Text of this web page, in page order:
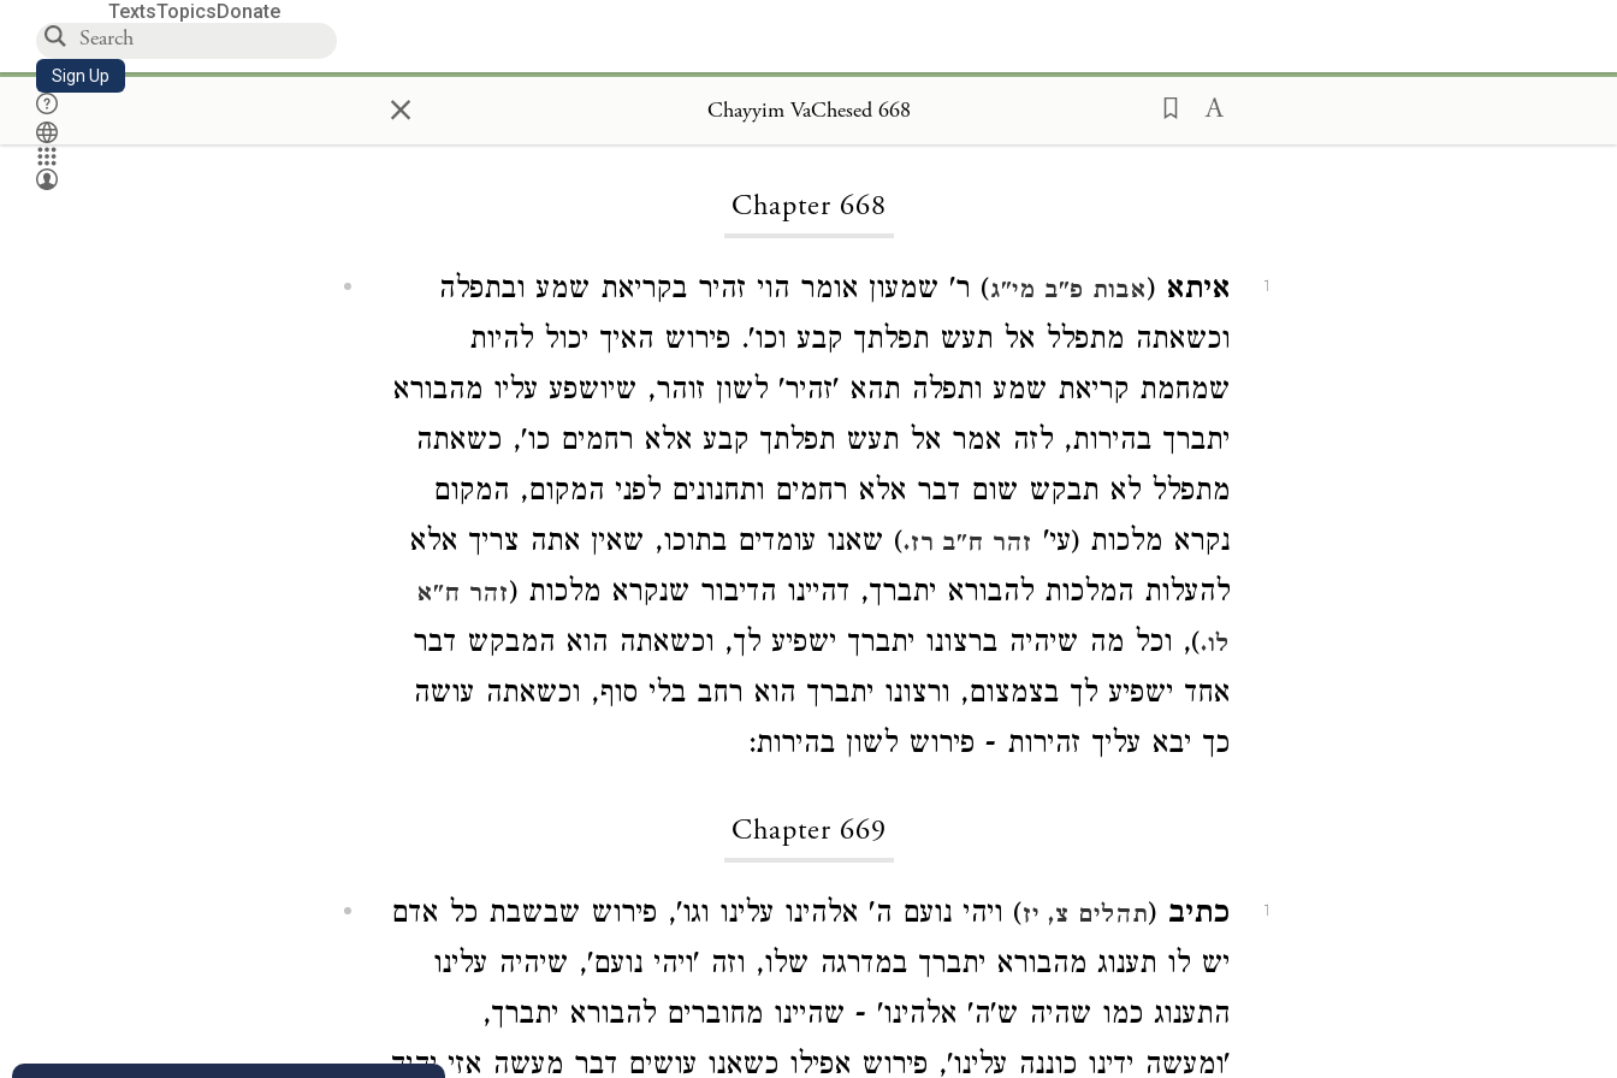
TextsTopicsDonate
Sign Up × Chayyim VaChesed 668
Chapter 668
1 איתא (אבות פ"ב מי"ג) ר' שמעון אומר הוי זהיר בקריאת שמע ובתפלה
וכשאתה מתפלל אל תעש תפלתך קבע וכו'. פירוש האיך יכול להיות
שמחמת קריאת שמע ותפלה תהא 'זהיר' לשון זוהר, שיושפע עליו מהבורא
יתברך בהירות, לזה אמר אל תעש תפלתך קבע אלא רחמים כו', כשאתה
מתפלל לא תבקש שום דבר אלא רחמים ותחנונים לפני המקום, המקום
נקרא מלכות (עי' זהר ח"ב רז.) שאנו עומדים בתוכו, שאין אתה צריך אלא
להעלות המלכות להבורא יתברך, דהיינו הדיבור שנקרא מלכות (זהר ח"א
לו.), וכל מה שיהיה ברצונו יתברך ישפיע לך, וכשאתה הוא המבקש דבר
אחד ישפיע לך בצמצום, ורצונו יתברך הוא רחב בלי סוף, וכשאתה עושה
כך יבא עליך זהירות - פירוש לשון בהירות:
Chapter 669
1 כתיב (תהלים צ, יז) ויהי נועם ה' אלהינו עלינו וגו', פירוש שבשבת כל אדם
יש לו תענוג מהבורא יתברך במדרגה שלו, וזה 'ויהי נועם', שיהיה עלינו
התענוג כמו שהיה ש'ה' אלהינו' - שהיינו מחוברים להבורא יתברך,
'ומעשה ידינו כוננה עלינו', פירוש אפילו כשאנו עושים דבר מעשה אזי יהיה